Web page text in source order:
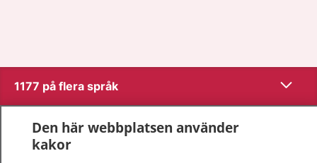
1177 på flera språk Visa
Om 1177
Den här webbplatsen använder
kakor